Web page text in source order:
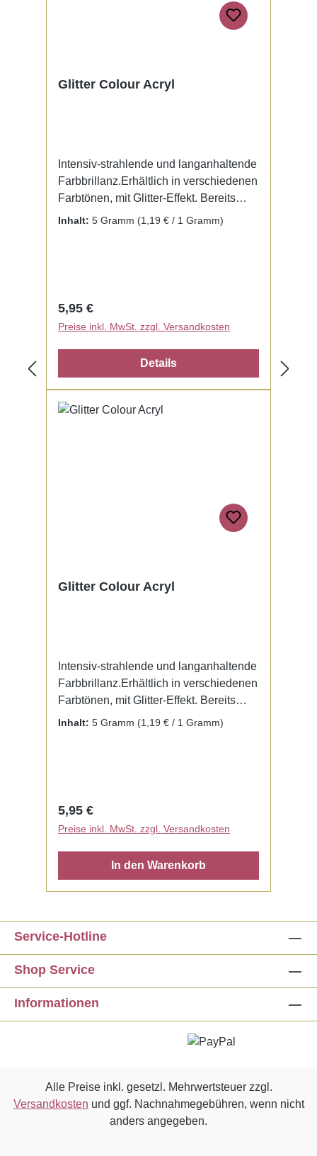
Glitter Colour Acryl
Intensiv-strahlende und langanhaltende
Farbbrillanz.Erhältlich in verschiedenen
Farbtönen, mit Glitter-Effekt. Bereits
fertig zur Benutzung mit Liquid. Kein
Inhalt: 5 Gramm (1,19 € / 1 Gramm)
Regulärer Preis:
5,95 €
Preise inkl. MwSt. zzgl. Versandkosten
Details
Glitter Colour Acryl
Intensiv-strahlende und langanhaltende
Farbbrillanz.Erhältlich in verschiedenen
Farbtönen, mit Glitter-Effekt. Bereits
fertig zur Benutzung mit Liquid. Kein
Inhalt: 5 Gramm (1,19 € / 1 Gramm)
Regulärer Preis:
5,95 €
Preise inkl. MwSt. zzgl. Versandkosten
In den Warenkorb
Service-Hotline
Shop Service
Informationen
Alle Preise inkl. gesetzl. Mehrwertsteuer zzgl.
Versandkosten und ggf. Nachnahmegebühren, wenn nicht
anders angegeben.